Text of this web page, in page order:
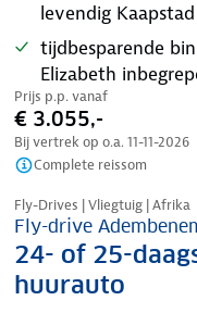
levendig Kaapstad
tijdbesparende
Elizabeth
Prijs p.p. vanaf
€ 3.055,-
Bij vertrek op o.a. 11-11-2026
Complete reissom
Nazomer korting
Fly-Drives | Vliegtuig | Afrika
Fly-drive
24- of 25-
huurauto